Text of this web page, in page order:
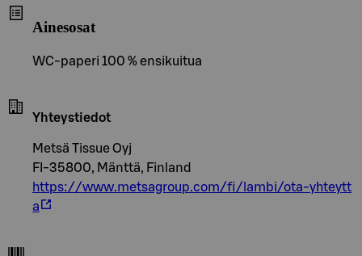
Ainesosat
WC-paperi 100 % ensikuitua
Yhteystiedot
Metsä Tissue Oyj
FI-35800, Mänttä, Finland
https://www.metsagroup.com/fi/lambi/ota-yhteytt
a